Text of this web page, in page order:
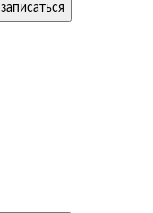
записаться